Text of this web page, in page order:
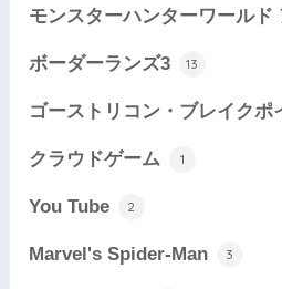
モンスターハンターワールド
ボーダーランズ3 13
ゴーストリコン・ブレイクポ
クラウドゲーム 1
You Tube 2
Marvel's Spider-Man 3